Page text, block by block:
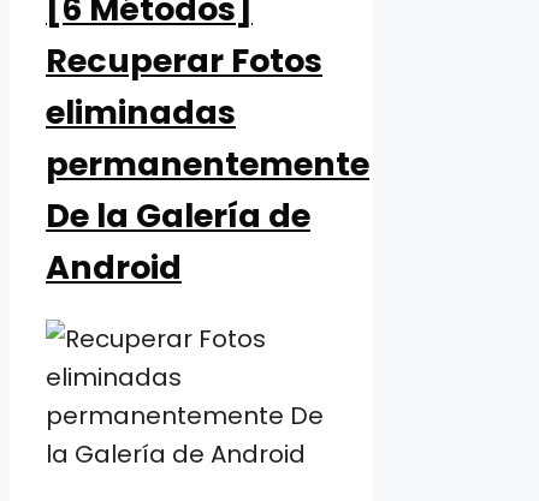
Recuperar Fotos
eliminadas
permanentemente
De la Galería de
Android